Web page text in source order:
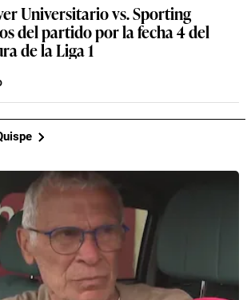
Universitario vs. Sporting
del partido por la fecha 4 del
de la Liga 1